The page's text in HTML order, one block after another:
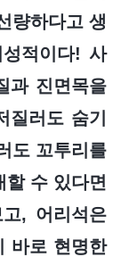
량하다고 생
적이다! 사
과 진면목을
질러도 숨기
도 꼬투리를
수 있다면
, 어리석은
바로 현명한